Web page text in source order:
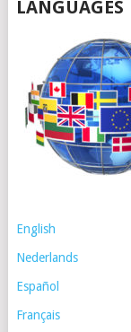
LANGUAGES
English
Nederlands
Español
Français